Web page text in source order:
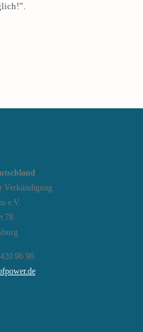
Verkündigung
e.V.
78
96 96